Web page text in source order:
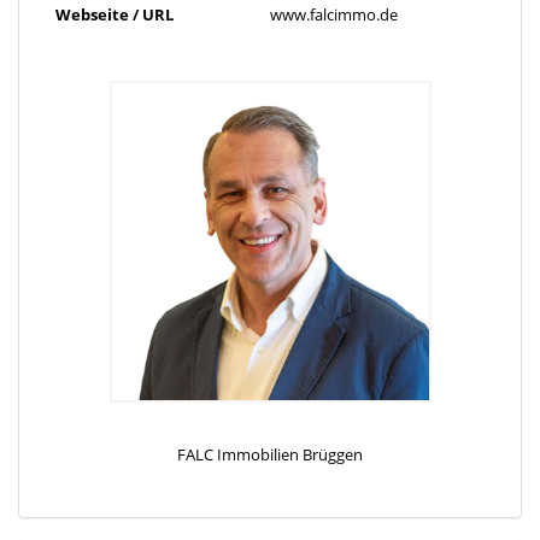
Besuchen Sie auch die 3D Online-Besichtigung, unter:
https://app.immoviewer.com/portal/tour/3124078?
Hat Sie dieses Exposé überzeugt?
Dann freuen wir uns, Ihnen die Immobilie persönlich vorstellen
Bitte übermitteln Sie uns dafür Ihre vollständigen Kontaktdaten
– so können wir Ihren Termin schnell und zuverlässig
Die Angaben im Exposé basieren ganz oder teilweise auf
übernehmen wir nicht.
Sie denken darüber nach, Ihre Immobilie zu verkaufen oder zu
Webseite / URL
www.falcimmo.de
FALC Immobilien Brüggen